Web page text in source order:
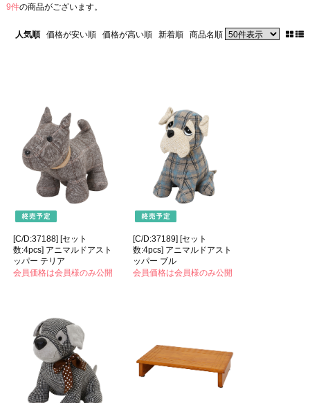
9件の商品がございます。
人気順 価格が安い順 価格が高い順 新着順 商品名順
[C/D:37188] [セット
数:4pcs] アニマルドアスト
ッパー テリア
会員価格は会員様のみ公開
[C/D:37189] [セット
数:4pcs] アニマルドアスト
ッパー ブル
会員価格は会員様のみ公開